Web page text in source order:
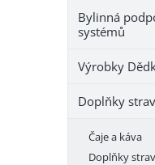
Bylinná
systémů
Výrobky
Doplňky
Čaje a káva
Doplňky